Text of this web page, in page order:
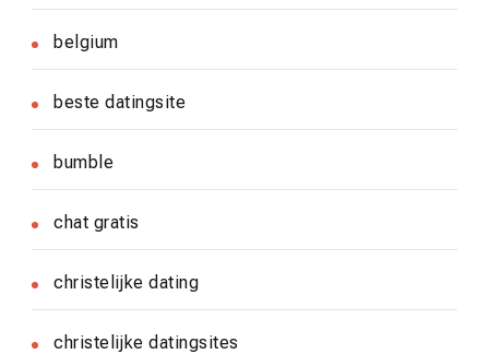
belgium
beste datingsite
bumble
chat gratis
christelijke dating
christelijke datingsites